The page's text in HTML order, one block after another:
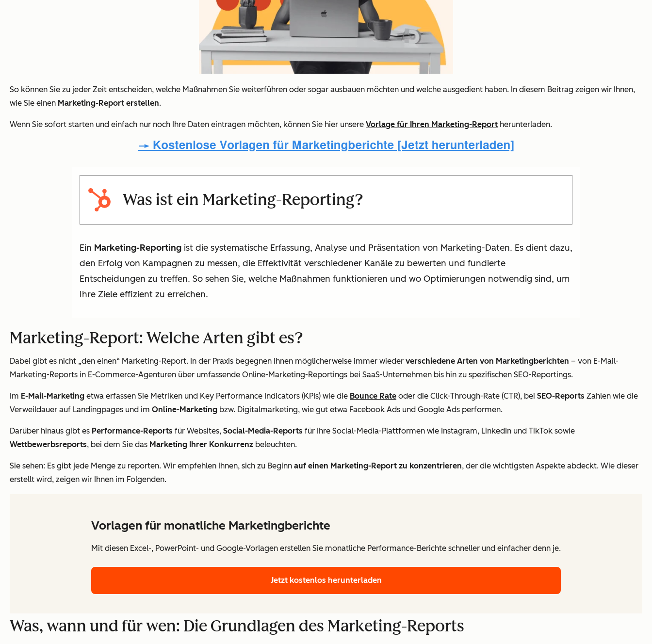
So können Sie zu jeder Zeit entscheiden, welche Maßnahmen Sie weiterführen oder sogar ausbauen möchten und welche ausgedient haben. In diesem Beitrag zeigen wir Ihnen,
wie Sie einen Marketing-Report erstellen.
Wenn Sie sofort starten und einfach nur noch Ihre Daten eintragen möchten, können Sie hier unsere Vorlage für Ihren Marketing-Report herunterladen.
Was ist ein Marketing-Reporting?
Ein Marketing-Reporting ist die systematische Erfassung, Analyse und Präsentation von Marketing-Daten. Es dient dazu,
den Erfolg von Kampagnen zu messen, die Effektivität verschiedener Kanäle zu bewerten und fundierte
Entscheidungen zu treffen. So sehen Sie, welche Maßnahmen funktionieren und wo Optimierungen notwendig sind, um
Ihre Ziele effizient zu erreichen.
Marketing-Report: Welche Arten gibt es?
Dabei gibt es nicht „den einen“ Marketing-Report. In der Praxis begegnen Ihnen möglicherweise immer wieder verschiedene Arten von Marketingberichten – von E-Mail-
Marketing-Reports in E-Commerce-Agenturen über umfassende Online-Marketing-Reportings bei SaaS-Unternehmen bis hin zu spezifischen SEO-Reportings.
Im E-Mail-Marketing etwa erfassen Sie Metriken und Key Performance Indicators (KPIs) wie die Bounce Rate oder die Click-Through-Rate (CTR), bei SEO-Reports Zahlen wie die
Verweildauer auf Landingpages und im Online-Marketing bzw. Digitalmarketing, wie gut etwa Facebook Ads und Google Ads performen.
Darüber hinaus gibt es Performance-Reports für Websites, Social-Media-Reports für Ihre Social-Media-Plattformen wie Instagram, LinkedIn und TikTok sowie
Wettbewerbsreports, bei dem Sie das Marketing Ihrer Konkurrenz beleuchten.
Sie sehen: Es gibt jede Menge zu reporten. Wir empfehlen Ihnen, sich zu Beginn auf einen Marketing-Report zu konzentrieren, der die wichtigsten Aspekte abdeckt. Wie dieser
erstellt wird, zeigen wir Ihnen im Folgenden.
Vorlagen für monatliche Marketingberichte
Mit diesen Excel-, PowerPoint- und Google-Vorlagen erstellen Sie monatliche Performance-Berichte schneller und einfacher denn je.
Jetzt kostenlos herunterladen
Was, wann und für wen: Die Grundlagen des Marketing-Reports